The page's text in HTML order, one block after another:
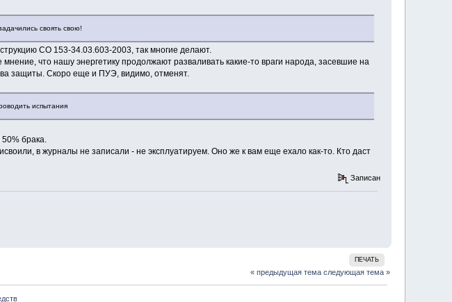
своять свою!
СО 153-34.03.603-2003, так многие делают.
что нашу энергетику продолжают разваливать какие-то враги народа, засевшие на
защиты. Скоро еще и ПУЭ, видимо, отменят.
испытания
50% брака.
в журналы не записали - не эксплуатируем. Оно же к вам еще ехало как-то. Кто даст
Записан
ПЕЧАТЬ
« предыдущая тема следующая тема »